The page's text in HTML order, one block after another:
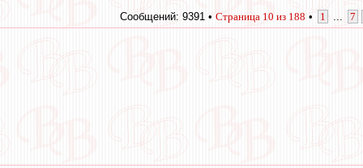
Сообщений: 9391 • Страница 10 из 188 • 1 7